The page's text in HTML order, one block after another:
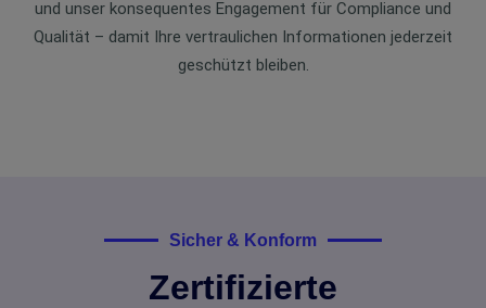
und unser konsequentes Engagement für Compliance und
Qualität – damit Ihre vertraulichen Informationen jederzeit
geschützt bleiben.
Sicher & Konform
Zertifizierte